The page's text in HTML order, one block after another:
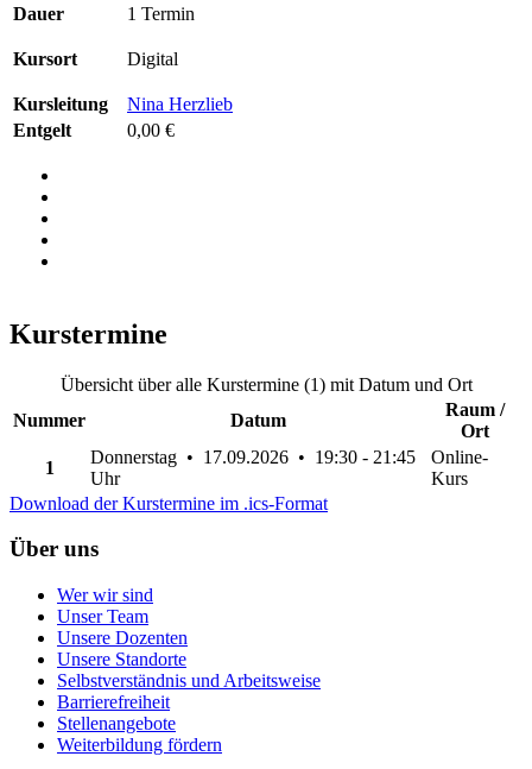
Dauer
1 Termin
Kursort Digital
Kursleitung
Nina Herzlieb
Entgelt
0,00 €
Kurstermine
Übersicht über alle Kurstermine (1) mit Datum und Ort
Nummer
Datum
Raum /
Ort
1
Donnerstag • 17.09.2026 • 19:30 - 21:45
Uhr
Online-
Kurs
Download der Kurstermine im .ics-Format
Über uns
Wer wir sind
Unser Team
Unsere Dozenten
Unsere Standorte
Selbstverständnis und Arbeitsweise
Barrierefreiheit
Stellenangebote
Weiterbildung fördern